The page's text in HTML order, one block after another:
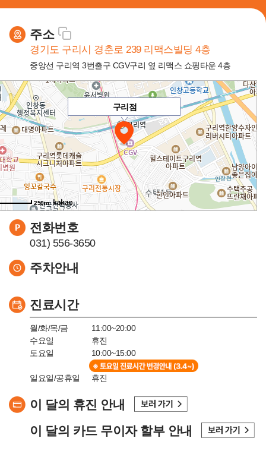
주소
경기도 구리시 경춘로 239 리맥스빌딩 4층
중앙선 구리역 3번출구 CGV구리 옆 리맥스 쇼핑타운 4층
구리점
250m
전화번호
031) 556-3650
주차안내
진료시간
월/화/목/금
11:00~20:00
수요일
휴진
토요일
10:00~15:00
일요일/공휴일 휴진
이 달의 휴진 안내
이 달의 카드 무이자 할부 안내